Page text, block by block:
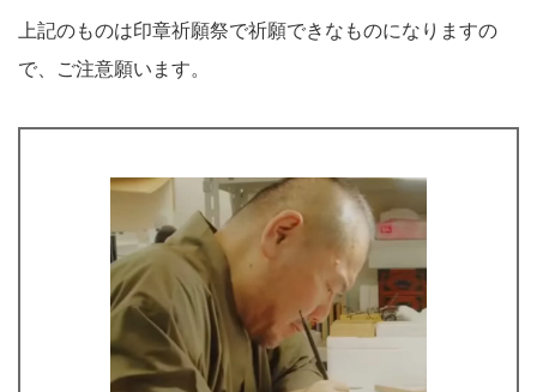
上記のものは印章祈願祭で祈願できなものになりますの
で、ご注意願います。